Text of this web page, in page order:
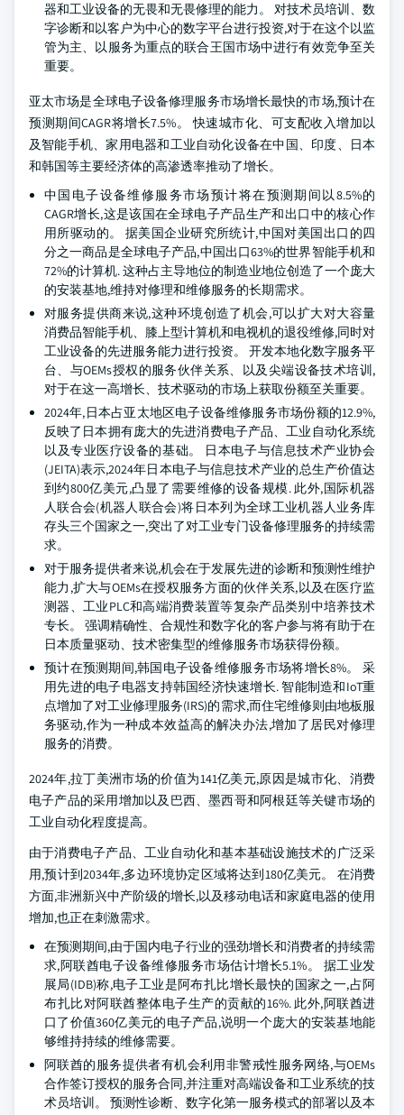
器和工业设备的无畏和无畏修理的能力。 对技术员培训、数
字诊断和以客户为中心的数字平台进行投资,对于在这个以监
管为主、以服务为重点的联合王国市场中进行有效竞争至关
重要。
亚太市场是全球电子设备修理服务市场增长最快的市场,预计在
预测期间CAGR将增长7.5%。 快速城市化、可支配收入增加以
及智能手机、家用电器和工业自动化设备在中国、印度、日本
和韩国等主要经济体的高渗透率推动了增长。
中国电子设备维修服务市场预计将在预测期间以8.5%的
CAGR增长,这是该国在全球电子产品生产和出口中的核心作
用所驱动的。 据美国企业研究所统计,中国对美国出口的四
分之一商品是全球电子产品,中国出口63%的世界智能手机和
72%的计算机. 这种占主导地位的制造业地位创造了一个庞大
的安装基地,维持对修理和维修服务的长期需求。
对服务提供商来说,这种环境创造了机会,可以扩大对大容量
消费品智能手机、膝上型计算机和电视机的退役维修,同时对
工业设备的先进服务能力进行投资。 开发本地化数字服务平
台、与OEMs授权的服务伙伴关系、以及尖端设备技术培训,
对于在这一高增长、技术驱动的市场上获取份额至关重要。
2024年,日本占亚太地区电子设备维修服务市场份额的12.9%,
反映了日本拥有庞大的先进消费电子产品、工业自动化系统
以及专业医疗设备的基础。 日本电子与信息技术产业协会
(JEITA)表示,2024年日本电子与信息技术产业的总生产价值达
到约800亿美元,凸显了需要维修的设备规模. 此外,国际机器
人联合会(机器人联合会)将日本列为全球工业机器人业务库
存头三个国家之一,突出了对工业专门设备修理服务的持续需
求。
对于服务提供者来说,机会在于发展先进的诊断和预测性维护
能力,扩大与OEMs在授权服务方面的伙伴关系,以及在医疗监
测器、工业PLC和高端消费装置等复杂产品类别中培养技术
专长。 强调精确性、合规性和数字化的客户参与将有助于在
日本质量驱动、技术密集型的维修服务市场获得份额。
预计在预测期间,韩国电子设备维修服务市场将增长8%。 采
用先进的电子电器支持韩国经济快速增长. 智能制造和IoT重
点增加了对工业修理服务(IRS)的需求,而住宅维修则由地板服
务驱动,作为一种成本效益高的解决办法,增加了居民对修理
服务的消费。
2024年,拉丁美洲市场的价值为141亿美元,原因是城市化、消费
电子产品的采用增加以及巴西、墨西哥和阿根廷等关键市场的
工业自动化程度提高。
由于消费电子产品、工业自动化和基本基础设施技术的广泛采
用,预计到2034年,多边环境协定区域将达到180亿美元。 在消费
方面,非洲新兴中产阶级的增长,以及移动电话和家庭电器的使用
增加,也正在刺激需求。
在预测期间,由于国内电子行业的强劲增长和消费者的持续需
求,阿联酋电子设备维修服务市场估计增长5.1%。 据工业发
展局(IDB)称,电子工业是阿布扎比增长最快的国家之一,占阿
布扎比对阿联酋整体电子生产的贡献的16%. 此外,阿联酋进
口了价值360亿美元的电子产品,说明一个庞大的安装基地能
够维持持续的维修需要。
阿联酋的服务提供者有机会利用非警戒性服务网络,与OEMs
合作签订授权的服务合同,并注重对高端设备和工业系统的技
术员培训。 预测性诊断、数字化第一服务模式的部署以及本